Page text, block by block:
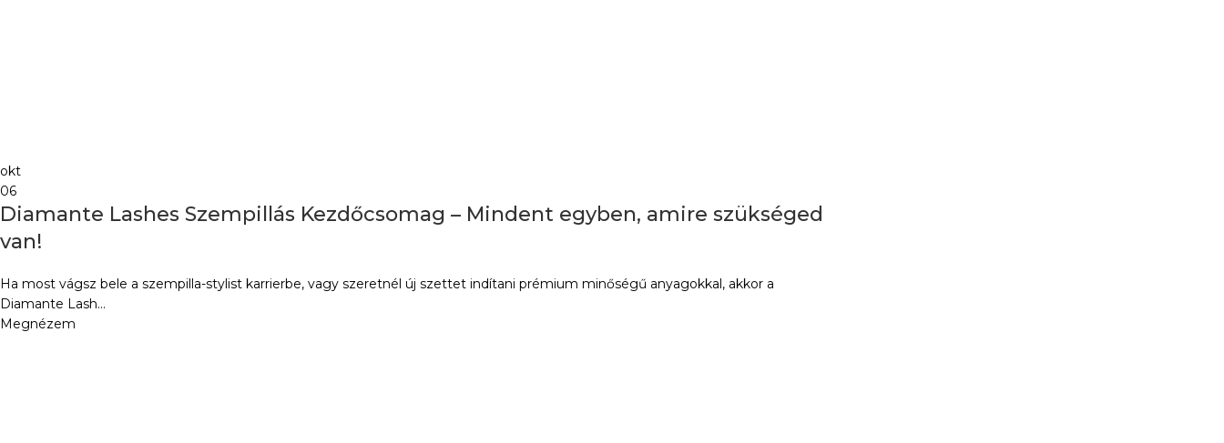
06
okt
Diamante Lashes Szempillás Kezdőcsomag – Mindent egyben, amire szükséged
van!
Ha most vágsz bele a szempilla-stylist karrierbe, vagy szeretnél új szettet indítani prémium minőségű anyagokkal, akkor a
Diamante Lash...
Megnézem